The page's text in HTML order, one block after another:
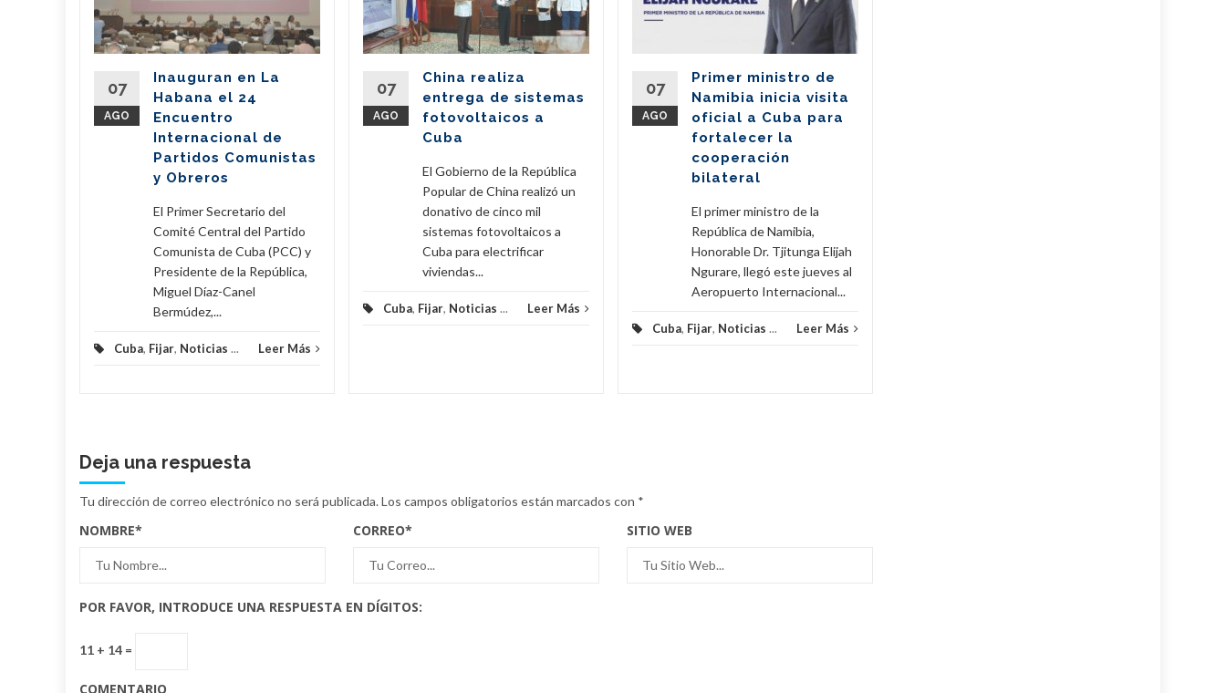
07
AGO
Inauguran en La
Habana el 24
Encuentro
Internacional de
Partidos Comunistas
y Obreros
El Primer Secretario del
Comité Central del Partido
Comunista de Cuba (PCC) y
Presidente de la República,
Miguel Díaz-Canel
Bermúdez,...
Cuba, Fijar, Noticias ... Leer Más
07
AGO
China realiza
entrega de sistemas
fotovoltaicos a
Cuba
El Gobierno de la República
Popular de China realizó un
donativo de cinco mil
sistemas fotovoltaicos a
Cuba para electrificar
viviendas...
Cuba, Fijar, Noticias ... Leer Más
07
AGO
Primer ministro de
Namibia inicia visita
oficial a Cuba para
fortalecer la
cooperación
bilateral
El primer ministro de la
República de Namibia,
Honorable Dr. Tjitunga Elijah
Ngurare, llegó este jueves al
Aeropuerto Internacional...
Cuba, Fijar, Noticias ... Leer Más
Deja una respuesta
Tu dirección de correo electrónico no será publicada.Los campos obligatorios están marcados con *
NOMBRE* CORREO* SITIO WEB
POR FAVOR, INTRODUCE UNA RESPUESTA EN DÍGITOS:
11 + 14 =
COMENTARIO